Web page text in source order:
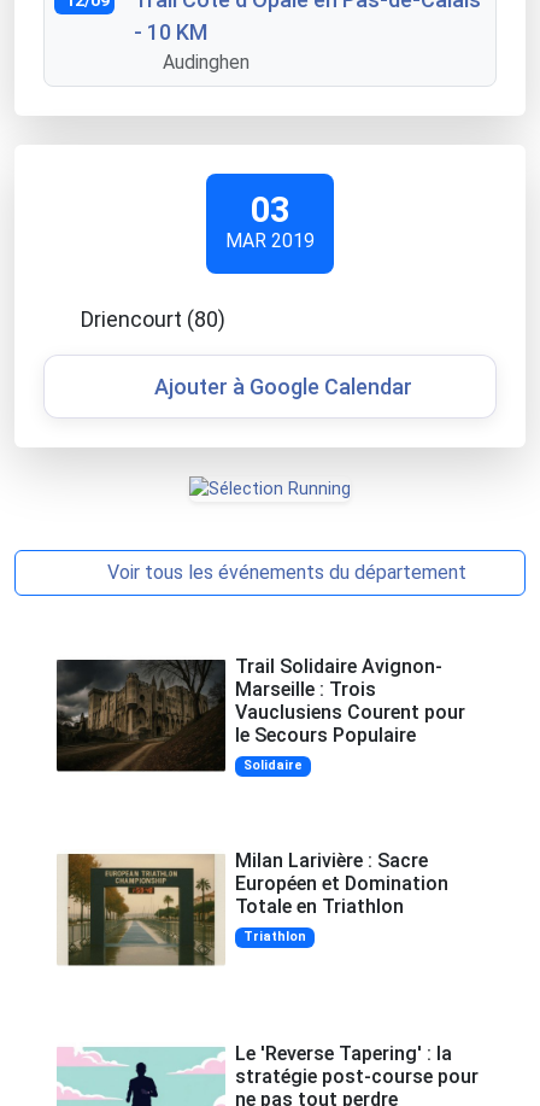
- 10 KM
Audinghen
03
MAR 2019
Driencourt (80)
Ajouter à Google Calendar
Voir tous les événements du département
Trail Solidaire Avignon-
Marseille : Trois
Vauclusiens Courent pour
le Secours Populaire
Solidaire
Milan Larivière : Sacre
Européen et Domination
Totale en Triathlon
Triathlon
Le 'Reverse Tapering' : la
stratégie post-course pour
ne pas tout perdre